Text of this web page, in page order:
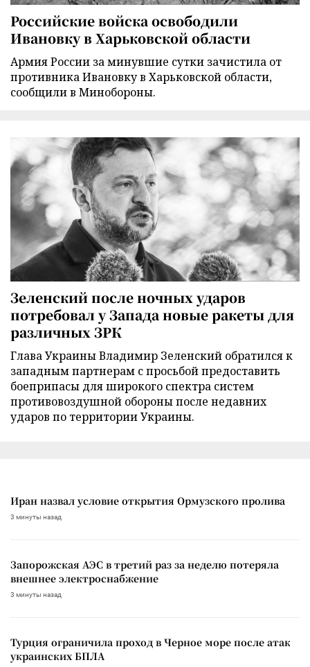
Российские войска освободили
Ивановку в Харьковской области
Армия России за минувшие сутки зачистила от
противника Ивановку в Харьковской области,
сообщили в Минобороны.
Зеленский после ночных ударов
потребовал у Запада новые ракеты для
различных ЗРК
Глава Украины Владимир Зеленский обратился к
западным партнерам с просьбой предоставить
боеприпасы для широкого спектра систем
противовоздушной обороны после недавних
ударов по территории Украины.
Иран назвал условие открытия Ормузского пролива
3 минуты назад
Запорожская АЭС в третий раз за неделю потеряла
внешнее электроснабжение
3 минуты назад
Турция ограничила проход в Черное море после атак
украинских БПЛА